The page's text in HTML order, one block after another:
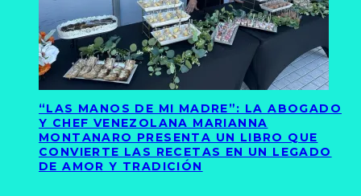
“LAS MANOS DE MI MADRE”: LA ABOGADO
Y CHEF VENEZOLANA MARIANNA
MONTANARO PRESENTA UN LIBRO QUE
CONVIERTE LAS RECETAS EN UN LEGADO
DE AMOR Y TRADICIÓN